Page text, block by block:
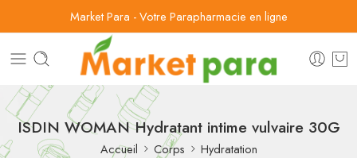
Market Para - Votre Parapharmacie en ligne
ISDIN WOMAN Hydratant intime vulvaire 30G
Accueil Corps Hydratation